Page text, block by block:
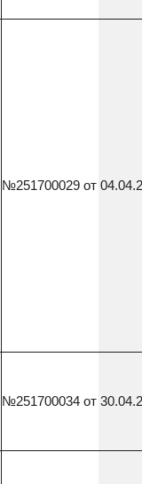
№251700029 от
№251700034 от